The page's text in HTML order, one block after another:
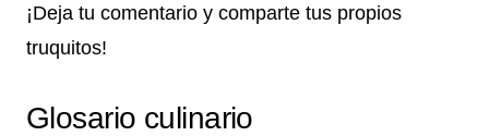
¡Deja tu comentario y comparte tus propios
truquitos!
Glosario culinario